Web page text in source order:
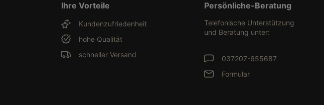
Ihre Vorteile
Kundenzufriedenheit
hohe Qualität
schneller Versand
Persönliche-Beratung
Telefonische Unterstützung
und Beratung unter:
037207-655687
Formular